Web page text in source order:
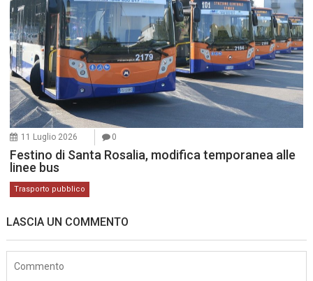
11 Luglio 2026 0
Festino di Santa Rosalia, modifica temporanea alle
linee bus
Trasporto pubblico
LASCIA UN COMMENTO